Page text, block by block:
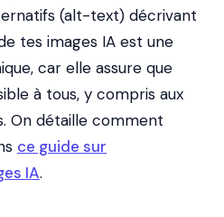
(alt-text) décrivant
tes images IA est une
car elle assure que
à tous, y compris aux
On détaille comment
ce guide sur
IA.